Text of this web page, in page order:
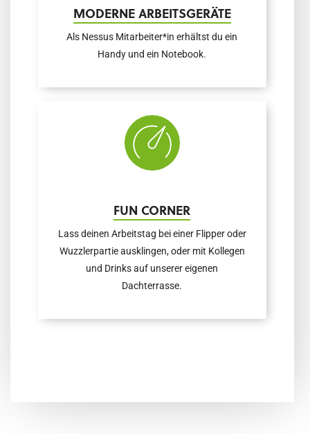
MODERNE ARBEITSGERÄTE
Als Nessus Mitarbeiter*in erhältst du ein
Handy und ein Notebook.
FUN CORNER
Lass deinen Arbeitstag bei einer Flipper oder
Wuzzlerpartie ausklingen, oder mit Kollegen
und Drinks auf unserer eigenen
Dachterrasse.